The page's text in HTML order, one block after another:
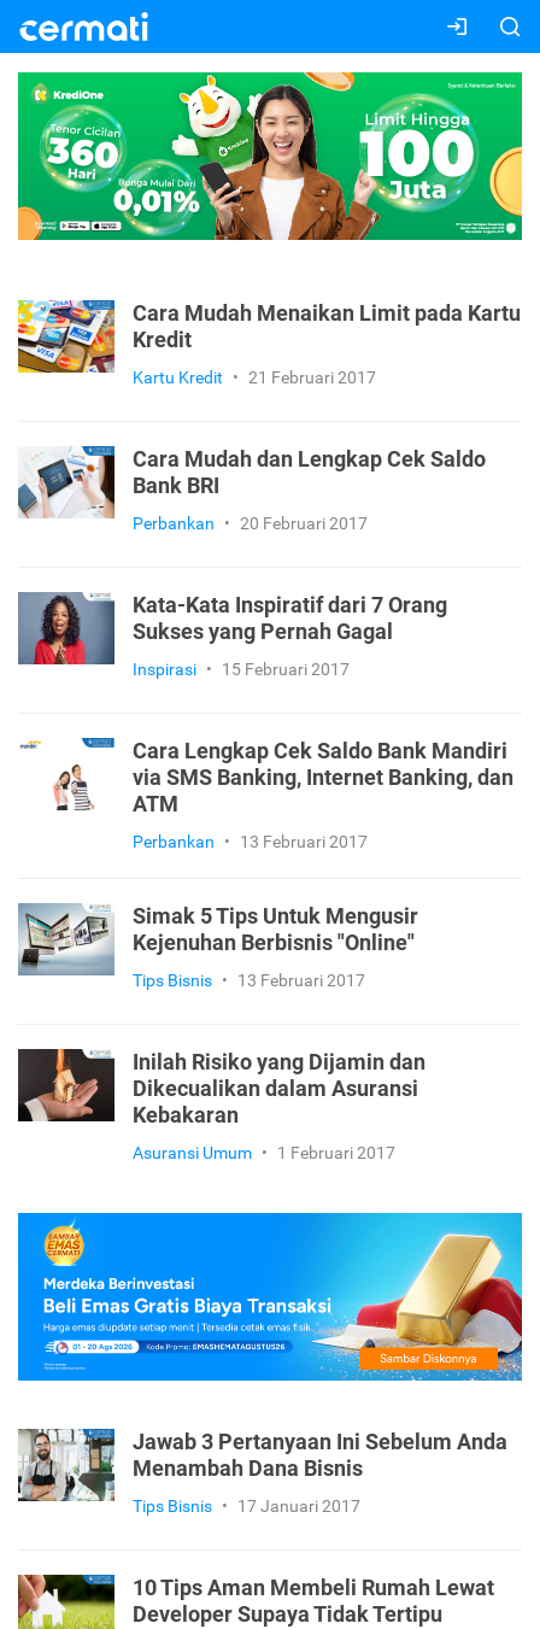
Cara Mudah Menaikan Limit pada Kartu
Kredit
Kartu Kredit • 21 Februari 2017
Cara Mudah dan Lengkap Cek Saldo
Bank BRI
Perbankan • 20 Februari 2017
Kata-Kata Inspiratif dari 7 Orang
Sukses yang Pernah Gagal
Inspirasi • 15 Februari 2017
Cara Lengkap Cek Saldo Bank Mandiri
via SMS Banking, Internet Banking, dan
ATM
Perbankan • 13 Februari 2017
Simak 5 Tips Untuk Mengusir
Kejenuhan Berbisnis "Online"
Tips Bisnis • 13 Februari 2017
Inilah Risiko yang Dijamin dan
Dikecualikan dalam Asuransi
Kebakaran
Asuransi Umum • 1 Februari 2017
Jawab 3 Pertanyaan Ini Sebelum Anda
Menambah Dana Bisnis
Tips Bisnis • 17 Januari 2017
10 Tips Aman Membeli Rumah Lewat
Developer Supaya Tidak Tertipu